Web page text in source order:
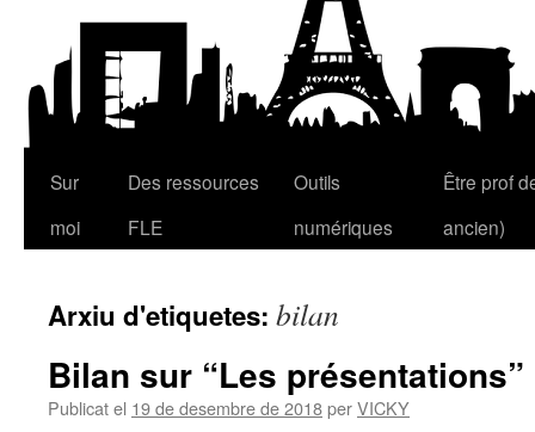
Vés
Sur
moi
Des ressources
FLE
Outils
numériques
Être prof
ancien)
Arxiu d'etiquetes: bilan
Bilan sur “Les présentations”
Publicat el 19 de desembre de 2018perVICKY